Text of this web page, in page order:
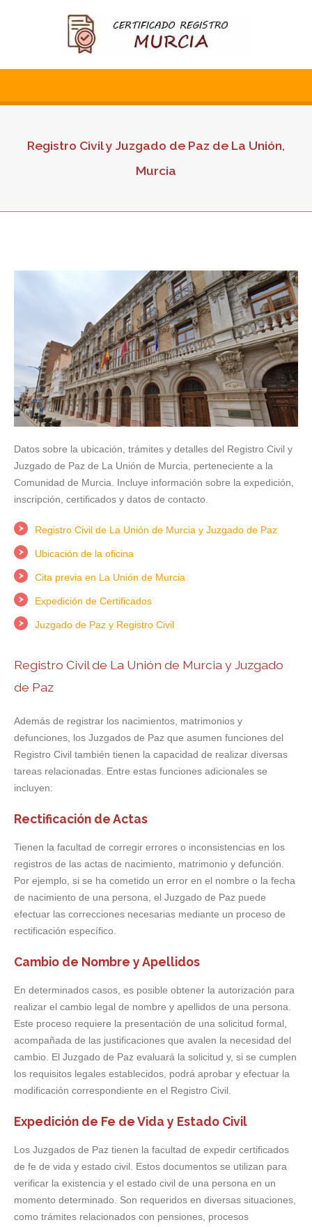
Registro Civil y Juzgado de Paz de La Unión,
Murcia
Datos sobre la ubicación, trámites y detalles del Registro Civil y
Juzgado de Paz de La Unión de Murcia, perteneciente a la
Comunidad de Murcia. Incluye información sobre la expedición,
inscripción, certificados y datos de contacto.
Registro Civil de La Unión de Murcia y Juzgado de Paz
Ubicación de la oficina
Cita previa en La Unión de Murcia
Expedición de Certificados
Juzgado de Paz y Registro Civil
Registro Civil de La Unión de Murcia y Juzgado
de Paz
Además de registrar los nacimientos, matrimonios y
defunciones, los Juzgados de Paz que asumen funciones del
Registro Civil también tienen la capacidad de realizar diversas
tareas relacionadas. Entre estas funciones adicionales se
incluyen:
Rectificación de Actas
Tienen la facultad de corregir errores o inconsistencias en los
registros de las actas de nacimiento, matrimonio y defunción.
Por ejemplo, si se ha cometido un error en el nombre o la fecha
de nacimiento de una persona, el Juzgado de Paz puede
efectuar las correcciones necesarias mediante un proceso de
rectificación específico.
Cambio de Nombre y Apellidos
En determinados casos, es posible obtener la autorización para
realizar el cambio legal de nombre y apellidos de una persona.
Este proceso requiere la presentación de una solicitud formal,
acompañada de las justificaciones que avalen la necesidad del
cambio. El Juzgado de Paz evaluará la solicitud y, si se cumplen
los requisitos legales establecidos, podrá aprobar y efectuar la
modificación correspondiente en el Registro Civil.
Expedición de Fe de Vida y Estado Civil
Los Juzgados de Paz tienen la facultad de expedir certificados
de fe de vida y estado civil. Estos documentos se utilizan para
verificar la existencia y el estado civil de una persona en un
momento determinado. Son requeridos en diversas situaciones,
como trámites relacionados con pensiones, procesos